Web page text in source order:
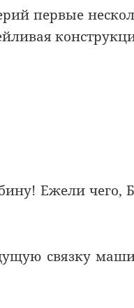
первые
Ежели чего,
связку